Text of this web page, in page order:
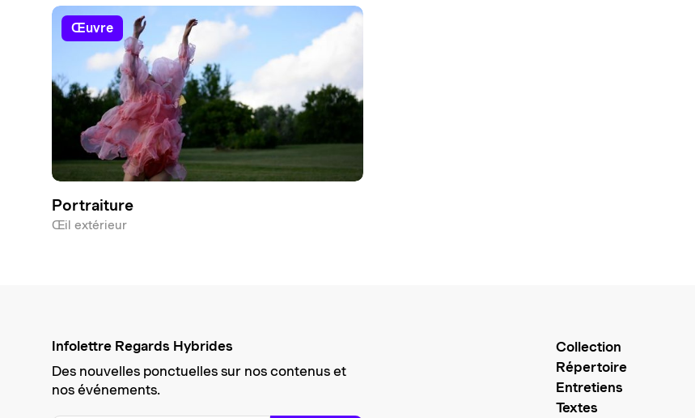
œuvre
Portraiture
Œil extérieur
Infolettre Regards Hybrides
Des nouvelles ponctuelles sur nos contenus et
nos événements.
Collection
Répertoire
Entretiens
Textes